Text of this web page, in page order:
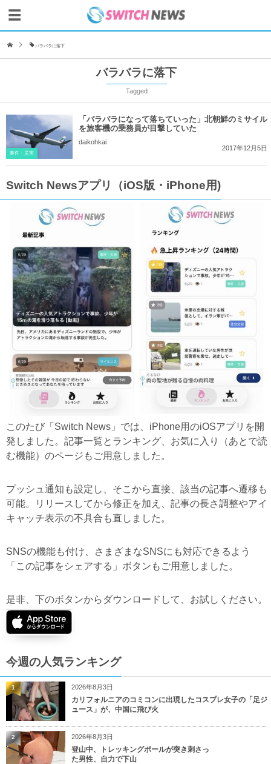
バラバラに落下
バラバラに落下
Tagged
事件・災害
「バラバラになって落ちていった」北朝鮮のミサイル
を旅客機の乗務員が目撃していた
daikohkai
2017年12月5日
Switch Newsアプリ（iOS版・iPhone用)
このたび「Switch News」では、iPhone用のiOSアプリを開
発しました。記事一覧とランキング、お気に入り（あとで読
む機能）のページもご用意しました。
プッシュ通知も設定し、そこから直接、該当の記事へ遷移も
可能。リリースしてから修正を加え、記事の長さ調整やアイ
キャッチ表示の不具合も直しました。
SNSの機能も付け、さまざまなSNSにも対応できるよう
「この記事をシェアする」ボタンもご用意しました。
是非、下のボタンからダウンロードして、お試しください。
今週の人気ランキング
2026年8月3日
カリフォルニアのコミコンに出現したコスプレ女子の「足ジ
ュース」が、中国に飛び火
1
2026年8月3日
登山中、トレッキングポールが突き刺さっ
た男性、自力で下山
2